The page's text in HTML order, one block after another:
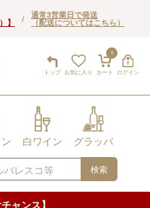
】 / 通常3営業日で発送
（配送についてはこちら）
トップ お気に入り
0
カート ログイン
白ワイン グラッパ
検索
ャンス】